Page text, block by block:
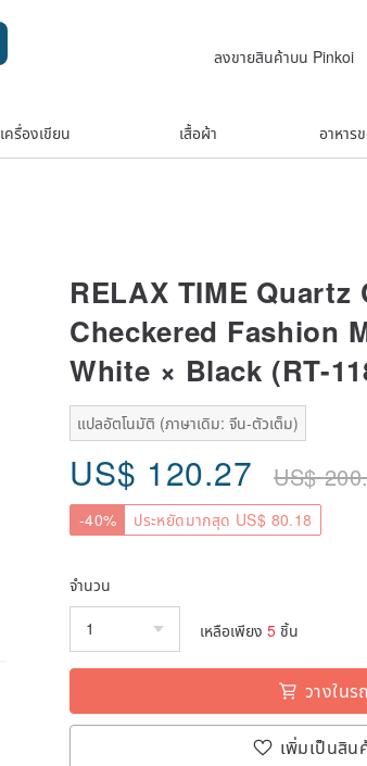
ลงขายสินค้าบน Pinkoi
เครื่องเขียน เสื้อผ้า อาหาร
RELAX TIME
Checkered Fashion
White × Black (RT-
แปลอัตโนมัติ (ภาษาเดิม: จีน-ตัวเต็ม)
US$ 120.27 US$
-40% ประหยัดมากสุด US$ 80.18
จำนวน
เหลือเพียง 5 ชิ้น
วางในร
เพิ่มเป็นสิน